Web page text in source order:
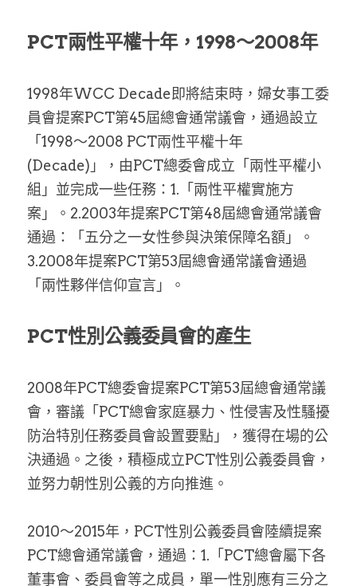
PCT兩性平權十年，1998～2008年
1998年WCC Decade即將結束時，婦女事工委
員會提案PCT第45屆總會通常議會，通過設立
「1998～2008 PCT兩性平權十年
(Decade)」，由PCT總委會成立「兩性平權小
組」並完成一些任務：1.「兩性平權實施方
案」。2.2003年提案PCT第48屆總會通常議會
通過：「五分之一女性參與決策保障名額」。
3.2008年提案PCT第53屆總會通常議會通過
「兩性夥伴信仰宣言」。
PCT性別公義委員會的產生
2008年PCT總委會提案PCT第53屆總會通常議
會，審議「PCT總會家庭暴力、性侵害及性騷擾
防治特別任務委員會設置要點」，獲得在場的公
決通過。之後，積極成立PCT性別公義委員會，
並努力朝性別公義的方向推進。
2010～2015年，PCT性別公義委員會陸續提案
PCT總會通常議會，通過：1.「PCT總會屬下各
董事會、委員會等之成員，單一性別應有三分之